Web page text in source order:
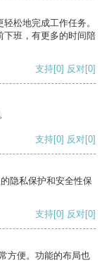
松地完成工作任务。
下班，有更多的时间陪
支持[0] 反对[0]
支持[0] 反对[0]
隐私保护和安全性保
支持[0] 反对[0]
方便。功能的布局也